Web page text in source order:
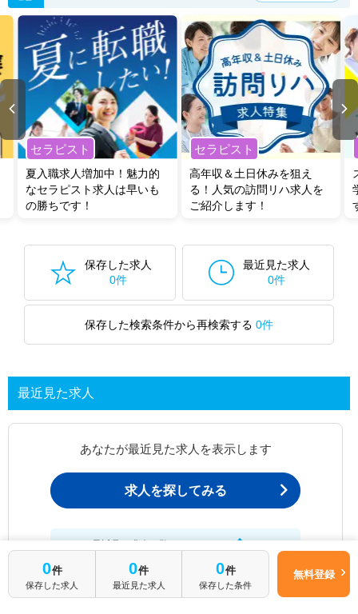
セラピスト
夏入職求人増加中！魅力的
なセラピスト求人は早いも
の勝ちです！
セラピスト
高年収＆土日休みを狙え
る！人気の訪問リハ求人を
ご紹介します！
保存した求人
0件
最近見た求人
0件
保存した検索条件から再検索する 0件
最近見た求人
あなたが最近見た求人を表示します
求人を探してみる
お問い合わせが可能です。
0件
保存した求人
0件
最近見た求人
0件
保存した条件
無料登録